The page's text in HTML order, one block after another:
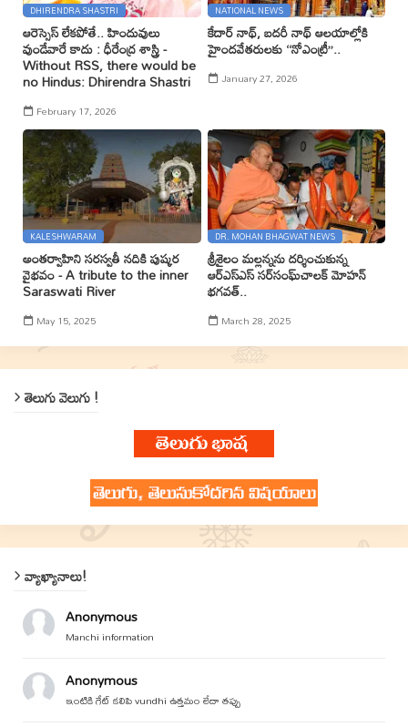
DHIRENDRA SHASTRI
ఆరెస్సెస్ లేకపోతే.. హిందువులు
వుండేవారే కాదు : ధీరేంద్ర శాస్త్రి -
Without RSS, there would be
no Hindus: Dhirendra Shastri
February 17, 2026
NATIONAL NEWS
కేదార్ నాథ్, బదరీ నాథ్ ఆలయాల్లోకి
హైందవేతరులకు ‘‘నోఎంట్రీ’’..
January 27, 2026
KALESHWARAM
అంతర్వాహిని సరస్వతీ నదికి పుష్కర
వైభవం - A tribute to the inner
Saraswati River
May 15, 2025
DR. MOHAN BHAGWAT NEWS
శ్రీశైలం మల్లన్నను దర్శించుకున్న
ఆర్ఎస్ఎస్ సర్‌సంఘ్‌చాలక్ మోహన్
భగవత్..
March 28, 2025
తెలుగు వెలుగు !
వ్యాఖ్యానాలు!
Anonymous
Manchi information
Anonymous
ఇంటికి గేట్ కలిపి vundhi ఉత్తమం లేదా తప్పు